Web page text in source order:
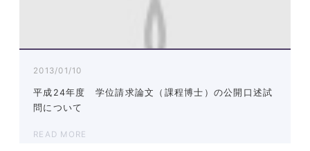
2013/01/10
平成24年度 学位請求論文（課程博士）の公開口述試
問について
READ MORE